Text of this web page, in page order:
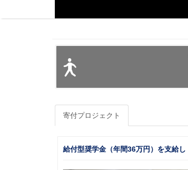
寄付プロジェクト
給付型奨学金（年間36万円）を支給し